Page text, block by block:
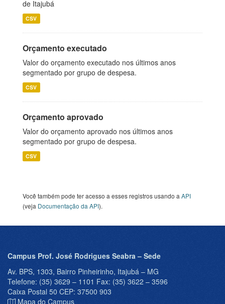
de Itajubá
CSV
Orçamento executado
Valor do orçamento executado nos últimos anos
segmentado por grupo de despesa.
CSV
Orçamento aprovado
Valor do orçamento aprovado nos últimos anos
segmentado por grupo de despesa.
CSV
Você também pode ter acesso a esses registros usando a API
(veja Documentação da API).
Campus Prof. José Rodrigues Seabra – Sede
Av. BPS, 1303, Bairro Pinheirinho, Itajubá – MG
Telefone: (35) 3629 – 1101 Fax: (35) 3622 – 3596
Caixa Postal 50 CEP: 37500 903
Mapa do Campus